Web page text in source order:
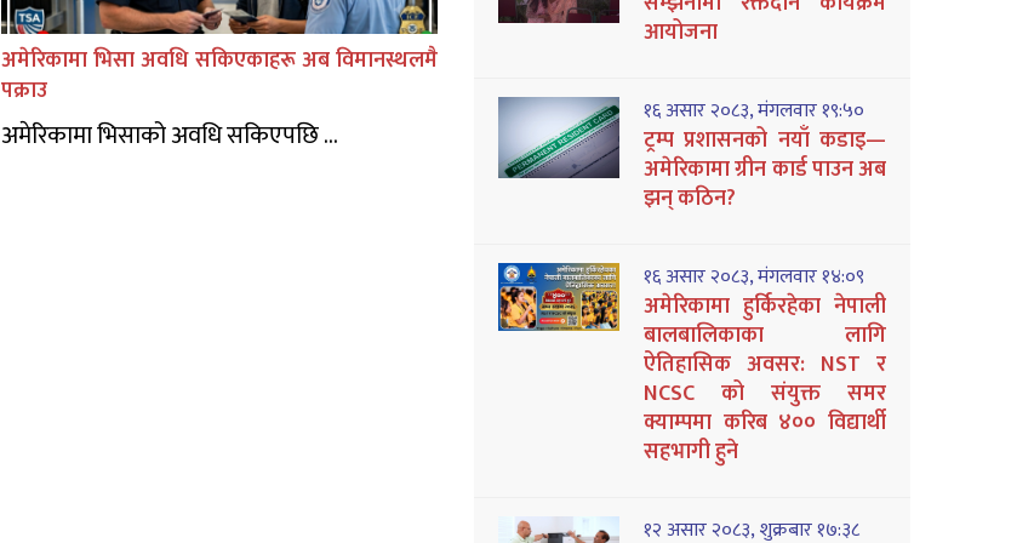
अमेरिकामा भिसा अवधि सकिएकाहरू अब विमानस्थलमै
पक्राउ
अमेरिकामा भिसाको अवधि सकिएपछि ...
आयोजना
१६ असार २०८३, मंगलवार १९:५०
ट्रम्प प्रशासनको नयाँ कडाइ—
अमेरिकामा ग्रीन कार्ड पाउन अब
झन् कठिन?
१६ असार २०८३, मंगलवार १४:०९
अमेरिकामा हुर्किरहेका नेपाली
बालबालिकाका लागि
ऐतिहासिक अवसर: NST र
NCSC को संयुक्त समर
क्याम्पमा करिब ४०० विद्यार्थी
सहभागी हुने
१२ असार २०८३, शुक्रबार १७:३८